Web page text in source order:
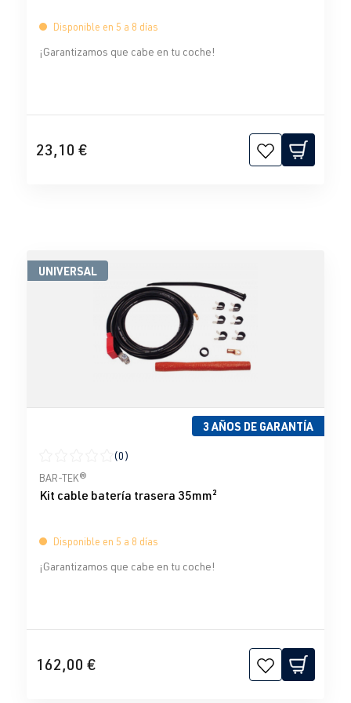
Disponible en 5 a 8 días
¡Garantizamos que cabe en tu coche!
23,10 €
UNIVERSAL
3 AÑOS DE GARANTÍA
Calificación promedio de 0 de 5 estrellas
(0)
BAR-TEK®
Kit cable batería trasera 35mm²
Disponible en 5 a 8 días
¡Garantizamos que cabe en tu coche!
162,00 €